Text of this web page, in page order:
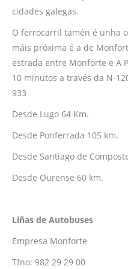
cidades galegas.
O ferrocarril tamén é unha
máis próxima é a de
estrada entre Monforte e A
10 minutos a través da N-
933
Desde Lugo 64 Km.
Desde Ponferrada 105 km.
Desde Santiago de
Desde Ourense 60 km.
Liñas de Autobuses
Empresa Monforte
Tfno: 982 29 29 00